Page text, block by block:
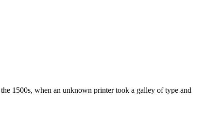
1500s, when an unknown printer took a galley of type and